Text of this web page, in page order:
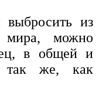
из
мира, можно
в общей и
так же, как